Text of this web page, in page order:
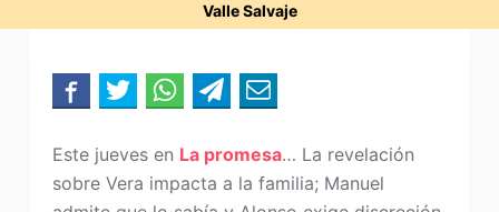
Valle Salvaje
Este jueves en La promesa… La revelación
sobre Vera impacta a la familia; Manuel